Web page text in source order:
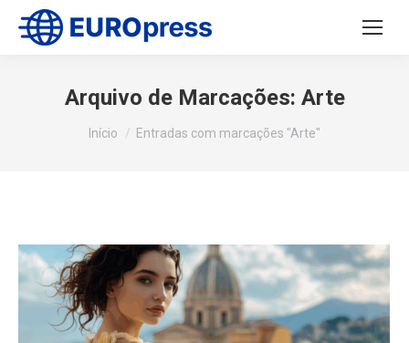
Arquivo de Marcações: Arte
Você está aqui:
Início Entradas com marcações "Arte"